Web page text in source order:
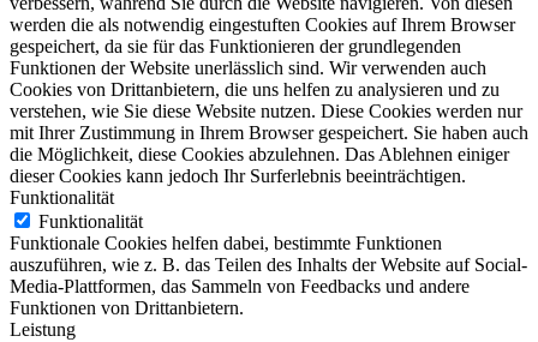
werden die als notwendig eingestuften Cookies auf Ihrem Browser
gespeichert, da sie für das Funktionieren der grundlegenden
Funktionen der Website unerlässlich sind. Wir verwenden auch
Cookies von Drittanbietern, die uns helfen zu analysieren und zu
verstehen, wie Sie diese Website nutzen. Diese Cookies werden nur
mit Ihrer Zustimmung in Ihrem Browser gespeichert. Sie haben auch
die Möglichkeit, diese Cookies abzulehnen. Das Ablehnen einiger
dieser Cookies kann jedoch Ihr Surferlebnis beeinträchtigen.
Funktionalität
Funktionalität
Funktionale Cookies helfen dabei, bestimmte Funktionen
auszuführen, wie z. B. das Teilen des Inhalts der Website auf Social-
Media-Plattformen, das Sammeln von Feedbacks und andere
Funktionen von Drittanbietern.
Leistung